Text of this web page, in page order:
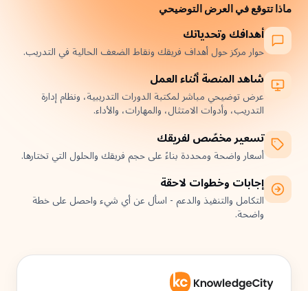
ماذا تتوقع في العرض التوضيحي
أهدافك وتحدياتك
حوار مركز حول أهداف فريقك ونقاط الضعف الحالية في التدريب.
شاهد المنصة أثناء العمل
عرض توضيحي مباشر لمكتبة الدورات التدريبية، ونظام إدارة
التدريب، وأدوات الامتثال، والمهارات، والأداء.
تسعير مخصّص لفريقك
أسعار واضحة ومحددة بناءً على حجم فريقك والحلول التي تختارها.
إجابات وخطوات لاحقة
التكامل والتنفيذ والدعم - اسأل عن أي شيء واحصل على خطة
واضحة.